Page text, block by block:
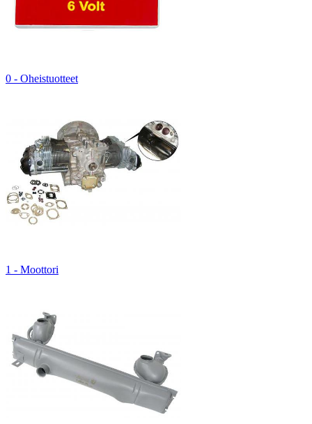
0 - Oheistuotteet
1 - Moottori